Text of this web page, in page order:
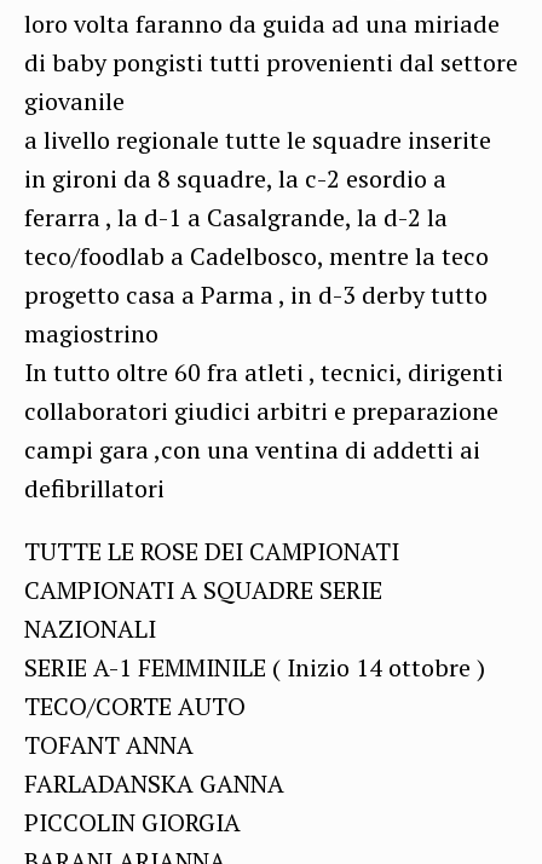
loro volta faranno da guida ad una miriade
di baby pongisti tutti provenienti dal settore
giovanile
a livello regionale tutte le squadre inserite
in gironi da 8 squadre, la c-2 esordio a
ferarra , la d-1 a Casalgrande, la d-2 la
teco/foodlab a Cadelbosco, mentre la teco
progetto casa a Parma , in d-3 derby tutto
magiostrino
In tutto oltre 60 fra atleti , tecnici, dirigenti
collaboratori giudici arbitri e preparazione
campi gara ,con una ventina di addetti ai
defibrillatori
TUTTE LE ROSE DEI CAMPIONATI
CAMPIONATI A SQUADRE SERIE
NAZIONALI
SERIE A-1 FEMMINILE ( Inizio 14 ottobre )
TECO/CORTE AUTO
TOFANT ANNA
FARLADANSKA GANNA
PICCOLIN GIORGIA